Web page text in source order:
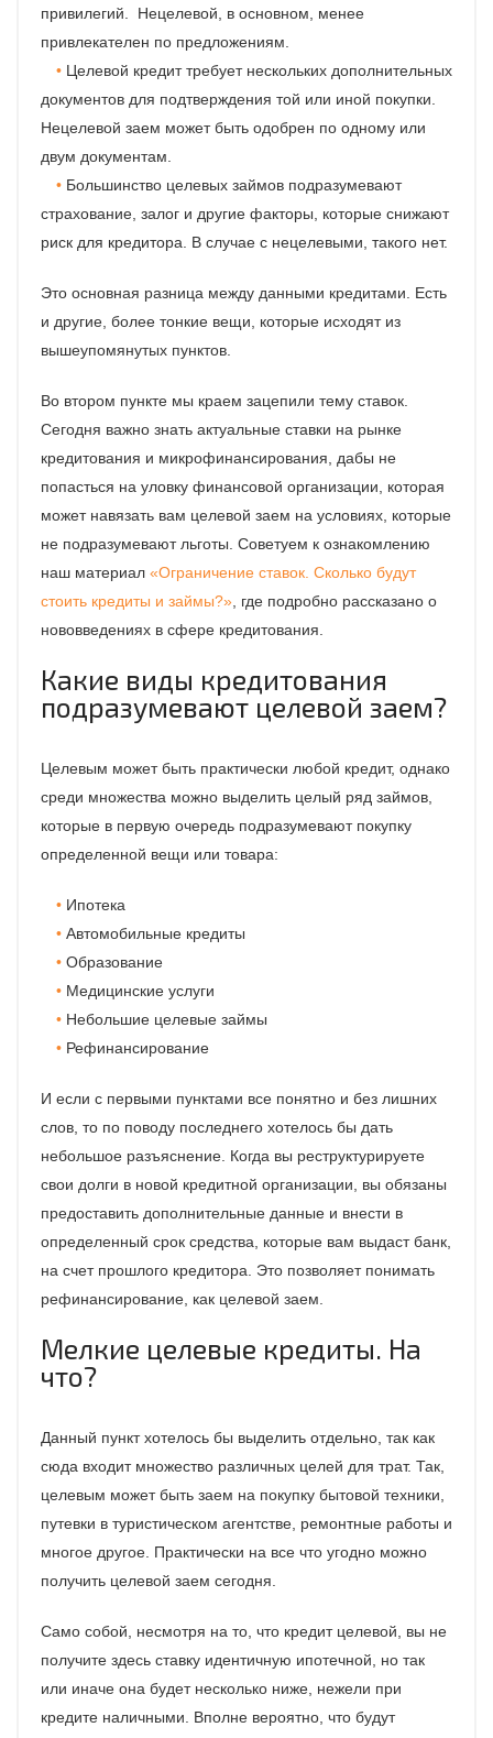
привилегий. Нецелевой, в основном, менее
привлекателен по предложениям.
Целевой кредит требует нескольких дополнительных
документов для подтверждения той или иной покупки.
Нецелевой заем может быть одобрен по одному или
двум документам.
Большинство целевых займов подразумевают
страхование, залог и другие факторы, которые снижают
риск для кредитора. В случае с нецелевыми, такого нет.
Это основная разница между данными кредитами. Есть
и другие, более тонкие вещи, которые исходят из
вышеупомянутых пунктов.
Во втором пункте мы краем зацепили тему ставок.
Сегодня важно знать актуальные ставки на рынке
кредитования и микрофинансирования, дабы не
попасться на уловку финансовой организации, которая
может навязать вам целевой заем на условиях, которые
не подразумевают льготы. Советуем к ознакомлению
наш материал «Ограничение ставок. Сколько будут
стоить кредиты и займы?» , где подробно рассказано о
нововведениях в сфере кредитования.
Какие виды кредитования
подразумевают целевой заем?
Целевым может быть практически любой кредит, однако
среди множества можно выделить целый ряд займов,
которые в первую очередь подразумевают покупку
определенной вещи или товара:
Ипотека
Автомобильные кредиты
Образование
Медицинские услуги
Небольшие целевые займы
Рефинансирование
И если с первыми пунктами все понятно и без лишних
слов, то по поводу последнего хотелось бы дать
небольшое разъяснение. Когда вы реструктурируете
свои долги в новой кредитной организации, вы обязаны
предоставить дополнительные данные и внести в
определенный срок средства, которые вам выдаст банк,
на счет прошлого кредитора. Это позволяет понимать
рефинансирование, как целевой заем.
Мелкие целевые кредиты. На
что?
Данный пункт хотелось бы выделить отдельно, так как
сюда входит множество различных целей для трат. Так,
целевым может быть заем на покупку бытовой техники,
путевки в туристическом агентстве, ремонтные работы и
многое другое. Практически на все что угодно можно
получить целевой заем сегодня.
Само собой, несмотря на то, что кредит целевой, вы не
получите здесь ставку идентичную ипотечной, но так
или иначе она будет несколько ниже, нежели при
кредите наличными. Вполне вероятно, что будут